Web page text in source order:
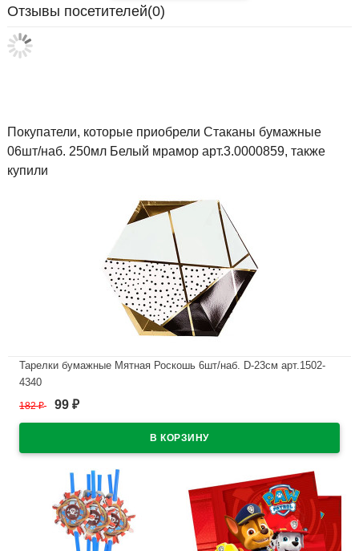
Отзывы посетителей(0)
Покупатели, которые приобрели Стаканы бумажные
06шт/наб. 250мл Белый мрамор арт.3.0000859, также
купили
Тарелки бумажные Мятная Роскошь 6шт/наб. D-23см арт.1502-
4340
В наличии
182₽ 99 ₽